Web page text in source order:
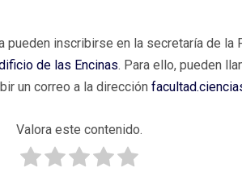
pueden inscribirse en la secretaría de la
de las Encinas. Para ello, pueden
un correo a la dirección
Valora este contenido.